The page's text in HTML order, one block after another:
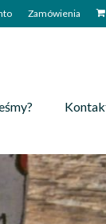
Zamówienia